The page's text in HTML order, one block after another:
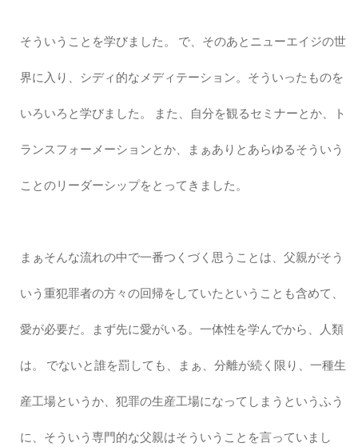
そういうことを学びました。 で、そのあとニューエイジの世
界に入り、シディ的なメディテーション。そういったものを
いろいろと学びました。 また、自分を観るセミナーとか、ト
ランスフォーメーションとか、まぁありとあらゆるそういう
ことのリーダーシップをとってきました。
まぁそんな流れの中で一番つくづく思うことは、父親がそう
いう重犯罪者の方々の回帰をしていたということも含めて、
愛が必要だ。まず先に愛がいる。一体性を学んでから、人類
は。 でないと誰を罰しても、まぁ、分離が続く限り、一種生
産工場というか、犯罪の生産工場になってしまうというふう
に、そういう専門的な父親はそういうことを言っていまし